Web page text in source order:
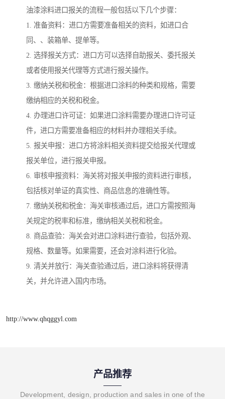
油漆涂料进口报关的流程一般包括以下几个步骤：
1. 准备资料：进口方需要准备相关的资料，如进口合
同、、装箱单、提单等。
2. 选择报关方式：进口方可以选择自助报关、委托报关
或者使用报关代理等方式进行报关操作。
3. 缴纳关税和税金：根据进口涂料的种类和规格，需要
缴纳相应的关税和税金。
4. 办理进口许可证：如果进口涂料需要办理进口许可证
件，进口方需要准备相应的材料并办理相关手续。
5. 报关申报：进口方将涂料相关资料提交给报关代理或
报关单位，进行报关申报。
6. 审核申报资料：海关将对报关申报的资料进行审核，
包括核对单证的真实性、商品信息的准确性等。
7. 缴纳关税和税金：海关审核通过后，进口方需按照海
关规定的税率和标准，缴纳相关关税和税金。
8. 商品查验：海关会对进口涂料进行查验，包括外观、
规格、数量等。如果需要，还会对涂料进行化验。
9. 清关并放行：海关查验通过后，进口涂料将获得清
关，并允许进入国内市场。
http://www.qhqggyl.com
产品推荐
Development, design, production and sales in one of the